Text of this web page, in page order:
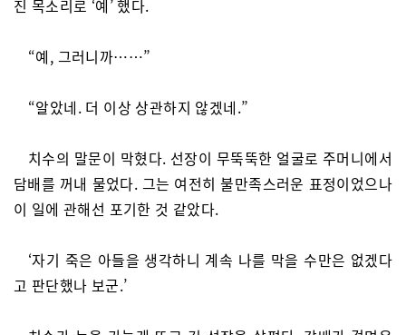
진 목소리로 ‘예’ 했다.
“예, 그러니까……”
“알았네. 더 이상 상관하지 않겠네.”
치수의 말문이 막혔다. 선장이 무뚝뚝한 얼굴로 주머니에서
담배를 꺼내 물었다. 그는 여전히 불만족스러운 표정이었으나
이 일에 관해선 포기한 것 같았다.
‘자기 죽은 아들을 생각하니 계속 나를 막을 수만은 없겠다
고 판단했나 보군.’